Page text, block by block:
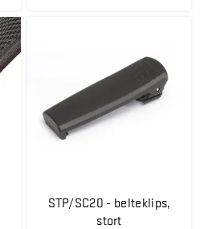
STP/SC20 - belteklips,
stort